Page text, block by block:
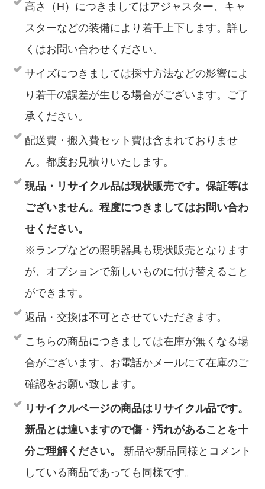
高さ（H）につきましてはアジャスター、キャ
スターなどの装備により若干上下します。詳し
くはお問い合わせください。
サイズにつきましては採寸方法などの影響によ
り若干の誤差が生じる場合がございます。ご了
承ください。
配送費・搬入費セット費は含まれておりませ
ん。都度お見積りいたします。
現品・リサイクル品は現状販売です。保証等は
ございません。程度につきましてはお問い合わ
せください。
※ランプなどの照明器具も現状販売となります
が、オプションで新しいものに付け替えること
ができます。
返品・交換は不可とさせていただきます。
こちらの商品につきましては在庫が無くなる場
合がございます。お電話かメールにて在庫のご
確認をお願い致します。
リサイクルページの商品はリサイクル品です。
新品とは違いますので傷・汚れがあることを十
分ご理解ください。
新品や新品同様とコメント
している商品であっても同様です。